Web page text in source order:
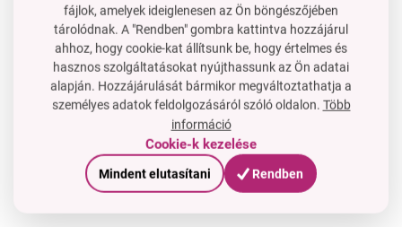
A kosárba
Raktáron
A kosárba
Raktáron
PRAKTIK | 4 db-os
multifunkciós akasztó
készlet forgatható
felfüggesztéssel és
kiegészítők számára füllel.
2 190 Ft
A kosárba
GoEco® | Háromszintes
bambusz ruhaszárító 11
erős rúddal | szélessége
26 690 Ft
A kosárba
fájlok, amelyek ideiglenesen az Ön böngészőjében
tárolódnak. A "Rendben" gombra kattintva hozzájárul
ahhoz, hogy cookie-kat állítsunk be, hogy értelmes és
hasznos szolgáltatásokat nyújthassunk az Ön adatai
alapján. Hozzájárulását bármikor megváltoztathatja a
személyes adatok feldolgozásáról szóló oldalon. Több
információ
Cookie-k kezelése
Mindent elutasítani Rendben